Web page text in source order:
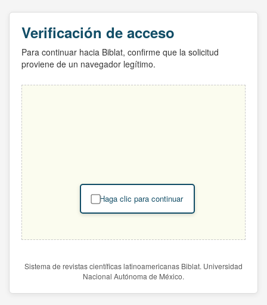
Verificación de acceso
Para continuar hacia Biblat, confirme que la solicitud
proviene de un navegador legítimo.
Haga clic para continuar
Sistema de revistas científicas latinoamericanas Biblat. Universidad
Nacional Autónoma de México.